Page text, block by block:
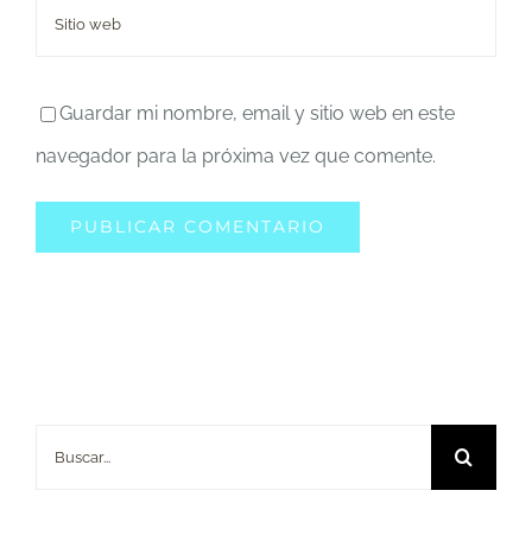
Guardar mi nombre, email y sitio web en este
navegador para la próxima vez que comente.